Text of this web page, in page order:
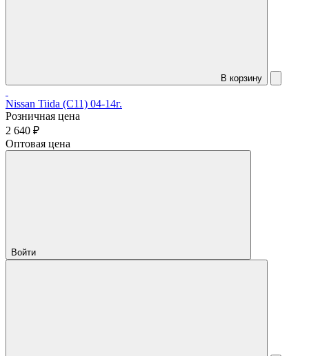
В корзину
Nissan Tiida (C11) 04-14г.
Розничная цена
2 640 ₽
Оптовая цена
Войти